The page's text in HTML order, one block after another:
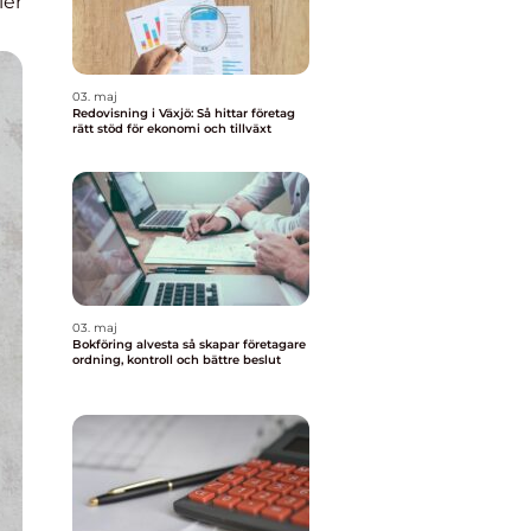
03. maj
Redovisning i Växjö: Så hittar företag
rätt stöd för ekonomi och tillväxt
03. maj
Bokföring alvesta så skapar företagare
ordning, kontroll och bättre beslut